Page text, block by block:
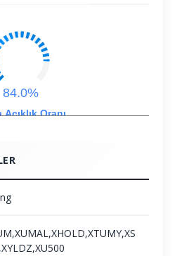
Açıklık Oranı
84.0%